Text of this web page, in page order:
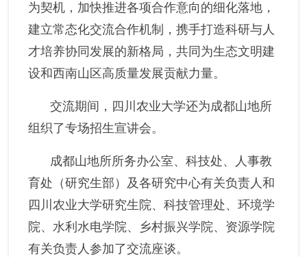
为契机，加快推进各项合作意向的细化落地，
建立常态化交流合作机制，携手打造科研与人
才培养协同发展的新格局，共同为生态文明建
设和西南山区 高质量发展贡献力量。
交流期间，四川农业大学还为成都山地所
组织了专场招生宣讲会。
成都山地所所务办公室、科技处、
人事教
育处 （研究生部 ） 及各研究中心有关负责人和
四川农业大学研究生院、科技管理处、环境学
院、水利水电学院、乡村振兴学院、 资源学院
有关负责人参加了交流座谈。